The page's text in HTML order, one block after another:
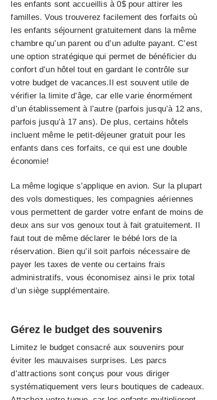
les enfants sont accueillis à 0$ pour attirer les
familles. Vous trouverez facilement des forfaits où
les enfants séjournent gratuitement dans la même
chambre qu’un parent ou d’un adulte payant. C’est
une option stratégique qui permet de bénéficier du
confort d’un hôtel tout en gardant le contrôle sur
votre budget de vacances.Il est souvent utile de
vérifier la limite d’âge, car elle varie énormément
d’un établissement à l’autre (parfois jusqu’à 12 ans,
parfois jusqu’à 17 ans). De plus, certains hôtels
incluent même le petit-déjeuner gratuit pour les
enfants dans ces forfaits, ce qui est une double
économie!
La même logique s’applique en avion. Sur la plupart
des vols domestiques, les compagnies aériennes
vous permettent de garder votre enfant de moins de
deux ans sur vos genoux tout à fait gratuitement. Il
faut tout de même déclarer le bébé lors de la
réservation. Bien qu’il soit parfois nécessaire de
payer les taxes de vente ou certains frais
administratifs, vous économisez ainsi le prix total
d’un siège supplémentaire.
Gérez le budget des souvenirs
Limitez le budget consacré aux souvenirs pour
éviter les mauvaises surprises. Les parcs
d’attractions sont conçus pour vous diriger
systématiquement vers leurs boutiques de cadeaux.